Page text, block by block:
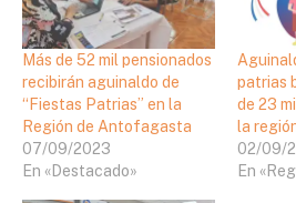
Más de 52 mil pensionados
recibirán aguinaldo de
“Fiestas Patrias” en la
Región de Antofagasta
07/09/2023
En «Destacado»
patrias
de 23
la
02/09/
En